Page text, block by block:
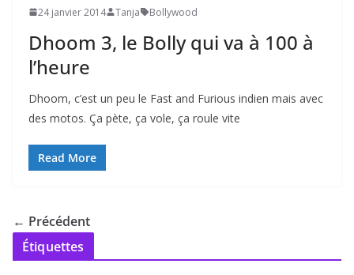
24 janvier 2014 Tanja Bollywood
Dhoom 3, le Bolly qui va à 100 à
l’heure
Dhoom, c’est un peu le Fast and Furious indien mais avec
des motos. Ça pète, ça vole, ça roule vite
Read More
← Précédent
Étiquettes